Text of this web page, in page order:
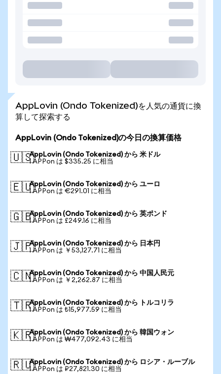
AppLovin (Ondo Tokenized)を人気の通貨に換
算して探索する
AppLovin (Ondo Tokenized)の今日の換算価格
🇺🇸AppLovin (Ondo Tokenized) から 米ドル
1 APPon は $335.25 に相当
🇪🇺AppLovin (Ondo Tokenized) から ユーロ
1 APPon は €291.01 に相当
🇬🇧AppLovin (Ondo Tokenized) から 英ポンド
1 APPon は £249.16 に相当
🇯🇵AppLovin (Ondo Tokenized) から 日本円
1 APPon は ￥53,127.71 に相当
🇨🇳AppLovin (Ondo Tokenized) から 中国人民元
1 APPon は ￥2,262.87 に相当
🇹🇷AppLovin (Ondo Tokenized) から トルコリラ
1 APPon は ₺15,977.59 に相当
🇰🇷AppLovin (Ondo Tokenized) から 韓国ウォン
1 APPon は ₩477,092.43 に相当
🇷🇺AppLovin (Ondo Tokenized) から ロシア・ルーブル
1 APPon は ₽27,821.30 に相当